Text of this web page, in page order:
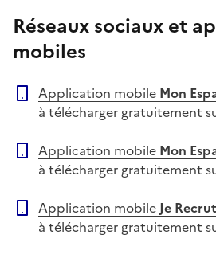
Réseaux sociaux et
mobiles
Application mobile Mon
à télécharger gratuitement
Application mobile Mon
à télécharger gratuitement
Application mobile Je
à télécharger gratuitement